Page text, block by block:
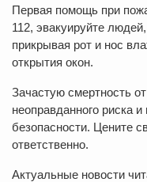
Первая помощь при
112, эвакуируйте
прикрывая рот и нос
открытия окон.
Зачастую смертность
неоправданного риска
безопасности. Цените
ответственно.
Актуальные новости